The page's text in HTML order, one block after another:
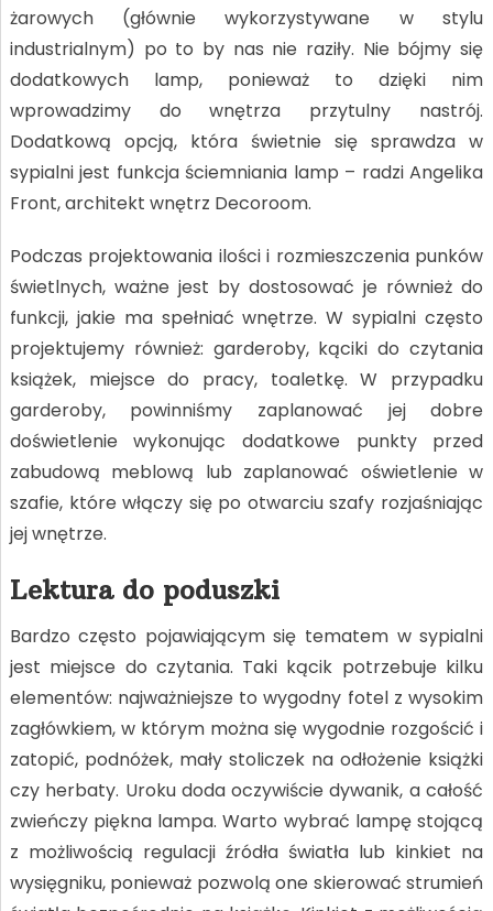
żarowych (głównie wykorzystywane w stylu
industrialnym) po to by nas nie raziły. Nie bójmy się
dodatkowych lamp, ponieważ to dzięki nim
wprowadzimy do wnętrza przytulny nastrój.
Dodatkową opcją, która świetnie się sprawdza w
sypialni jest funkcja ściemniania lamp – radzi Angelika
Front, architekt wnętrz Decoroom.
Podczas projektowania ilości i rozmieszczenia punków
świetlnych, ważne jest by dostosować je również do
funkcji, jakie ma spełniać wnętrze. W sypialni często
projektujemy również: garderoby, kąciki do czytania
książek, miejsce do pracy, toaletkę. W przypadku
garderoby, powinniśmy zaplanować jej dobre
doświetlenie wykonując dodatkowe punkty przed
zabudową meblową lub zaplanować oświetlenie w
szafie, które włączy się po otwarciu szafy rozjaśniając
jej wnętrze.
Lektura do poduszki
Bardzo często pojawiającym się tematem w sypialni
jest miejsce do czytania. Taki kącik potrzebuje kilku
elementów: najważniejsze to wygodny fotel z wysokim
zagłówkiem, w którym można się wygodnie rozgościć i
zatopić, podnóżek, mały stoliczek na odłożenie książki
czy herbaty. Uroku doda oczywiście dywanik, a całość
zwieńczy piękna lampa. Warto wybrać lampę stojącą
z możliwością regulacji źródła światła lub kinkiet na
wysięgniku, ponieważ pozwolą one skierować strumień